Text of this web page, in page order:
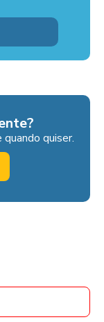
quiser.